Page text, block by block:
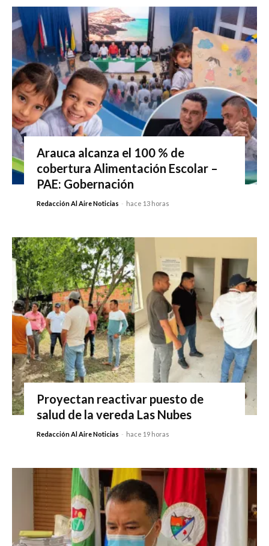
Arauca alcanza el 100 % de
cobertura Alimentación Escolar –
PAE: Gobernación
Redacción Al Aire Noticias - hace 13 horas
Proyectan reactivar puesto de
salud de la vereda Las Nubes
Redacción Al Aire Noticias - hace 19 horas